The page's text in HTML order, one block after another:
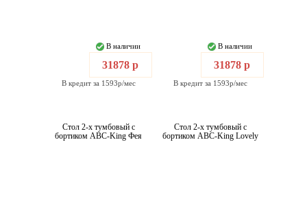
В наличии
31878 р
В кредит за 1593р/мес
В наличии
31878 р
В кредит за 1593р/мес
Стол 2-х тумбовый с
бортиком ABC-King Фея
Стол 2-х тумбовый с
бортиком ABC-King Lovely